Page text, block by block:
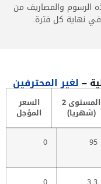
الرسوم والمصاريف من
نهاية كل فترة.
–لغير المحترفين
المستوى 2
(شهريا)
السعر
المؤجل
95
0